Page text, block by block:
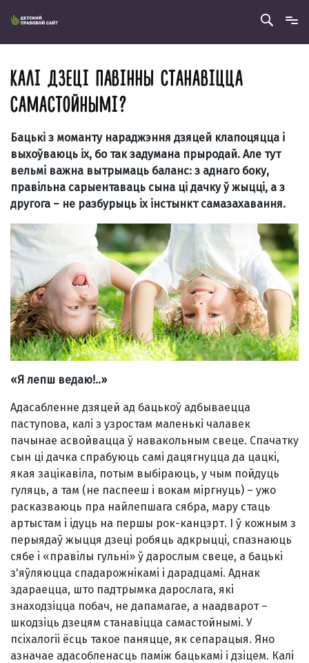
КАЛІ ДЗЕЦІ ПАВІННЫ СТАНАВІЦЦА
САМАСТОЙНЫМІ?
Бацькi з моманту нараджэння дзяцей клапоцяцца i
выхоўваюць iх, бо так задумана прыродай. Але тут
вельмi важна вытрымаць баланс: з аднаго боку,
правiльна сарыентаваць сына цi дачку ў жыццi, а з
другога – не разбурыць iх iнстынкт самазахавання.
«Я лепш ведаю!..»
Адасабленне дзяцей ад бацькоў адбываецца
паступова, калi з узростам маленькi чалавек
пачынае асвойвацца ў навакольным свеце. Спачатку
сын цi дачка спрабуюць самi дацягнуцца да цацкi,
якая зацiкавiла, потым выбiраюць, у чым пойдуць
гуляць, а там (не паспееш i вокам мiргнуць) – ужо
расказваюць пра найлепшага сябра, мару стаць
артыстам i iдуць на першы рок-канцэрт. I ў кожным з
перыядаў жыцця дзецi робяць адкрыццi, спазнаюць
сябе i «правiлы гульнi» ў дарослым свеце, а бацькi
з'яўляюцца спадарожнiкамi i дарадцамi. Аднак
здараецца, што падтрымка дарослага, якi
знаходзiцца побач, не дапамагае, а наадварот –
шкодзiць дзецям станавiцца самастойнымi. У
псiхалогii ёсць такое паняцце, як сепарацыя. Яно
азначае адасобленасць памiж бацькамi i дзiцем. Калi